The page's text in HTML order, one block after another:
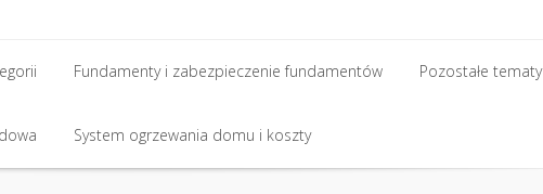
Fundamenty i zabezpieczenie fundamentów Pozostałe tematy
System ogrzewania domu i koszty